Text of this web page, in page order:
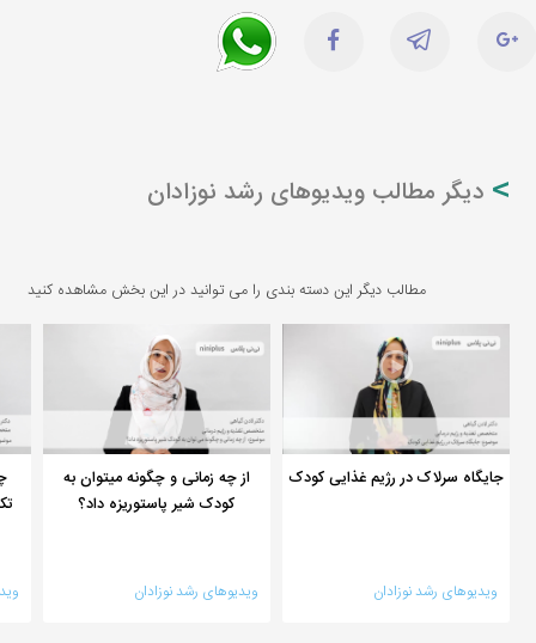
دیگر مطالب ویدیوهای رشد نوزادان
مطالب دیگر این دسته بندی را می توانید در این بخش مشاهده کنید
جایگاه سرلاک در رژیم غذایی کودک
ویدیوهای رشد نوزادان
از چه زمانی و چگونه میتوان به
کودک شیر پاستوریزه داد؟
ویدیوهای رشد نوزادان